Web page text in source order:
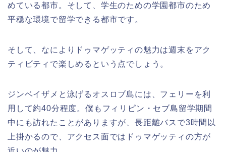
めている都市。そして、学生のための学園都市のため
平穏な環境で留学できる都市です。
そして、なによりドゥマゲッティの魅力は週末をアク
ティビティで楽しめるという点でしょう。
ジンベイザメと泳げるオスロブ島には、フェリーを利
用して約40分程度。僕もフィリピン・セブ島留学期間
中にも訪れたことがありますが、長距離バスで3時間以
上掛かるので、アクセス面ではドゥマゲッティの方が